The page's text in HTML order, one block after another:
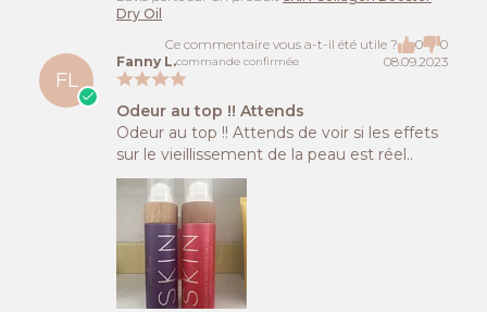
Dry Oil
Ce commentaire vous a-t-il été utile ?
0 0
FL
Fanny L.commande confirmée 08.09.2023
Odeur au top !! Attends
Odeur au top !! Attends de voir si les effets
sur le vieillissement de la peau est réel..